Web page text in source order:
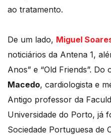
ao tratamento.
De um lado, Miguel
noticiários da Antena 1,
Anos” e “Old Friends”. Do
Macedo, cardiologista e
Antigo professor da
Universidade do Porto, já
Sociedade Portuguesa de